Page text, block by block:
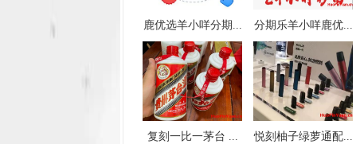
鹿优选羊小咩分期... 分期乐羊小咩鹿优...
复刻一比一茅台 ... 悦刻柚子绿萝通配...